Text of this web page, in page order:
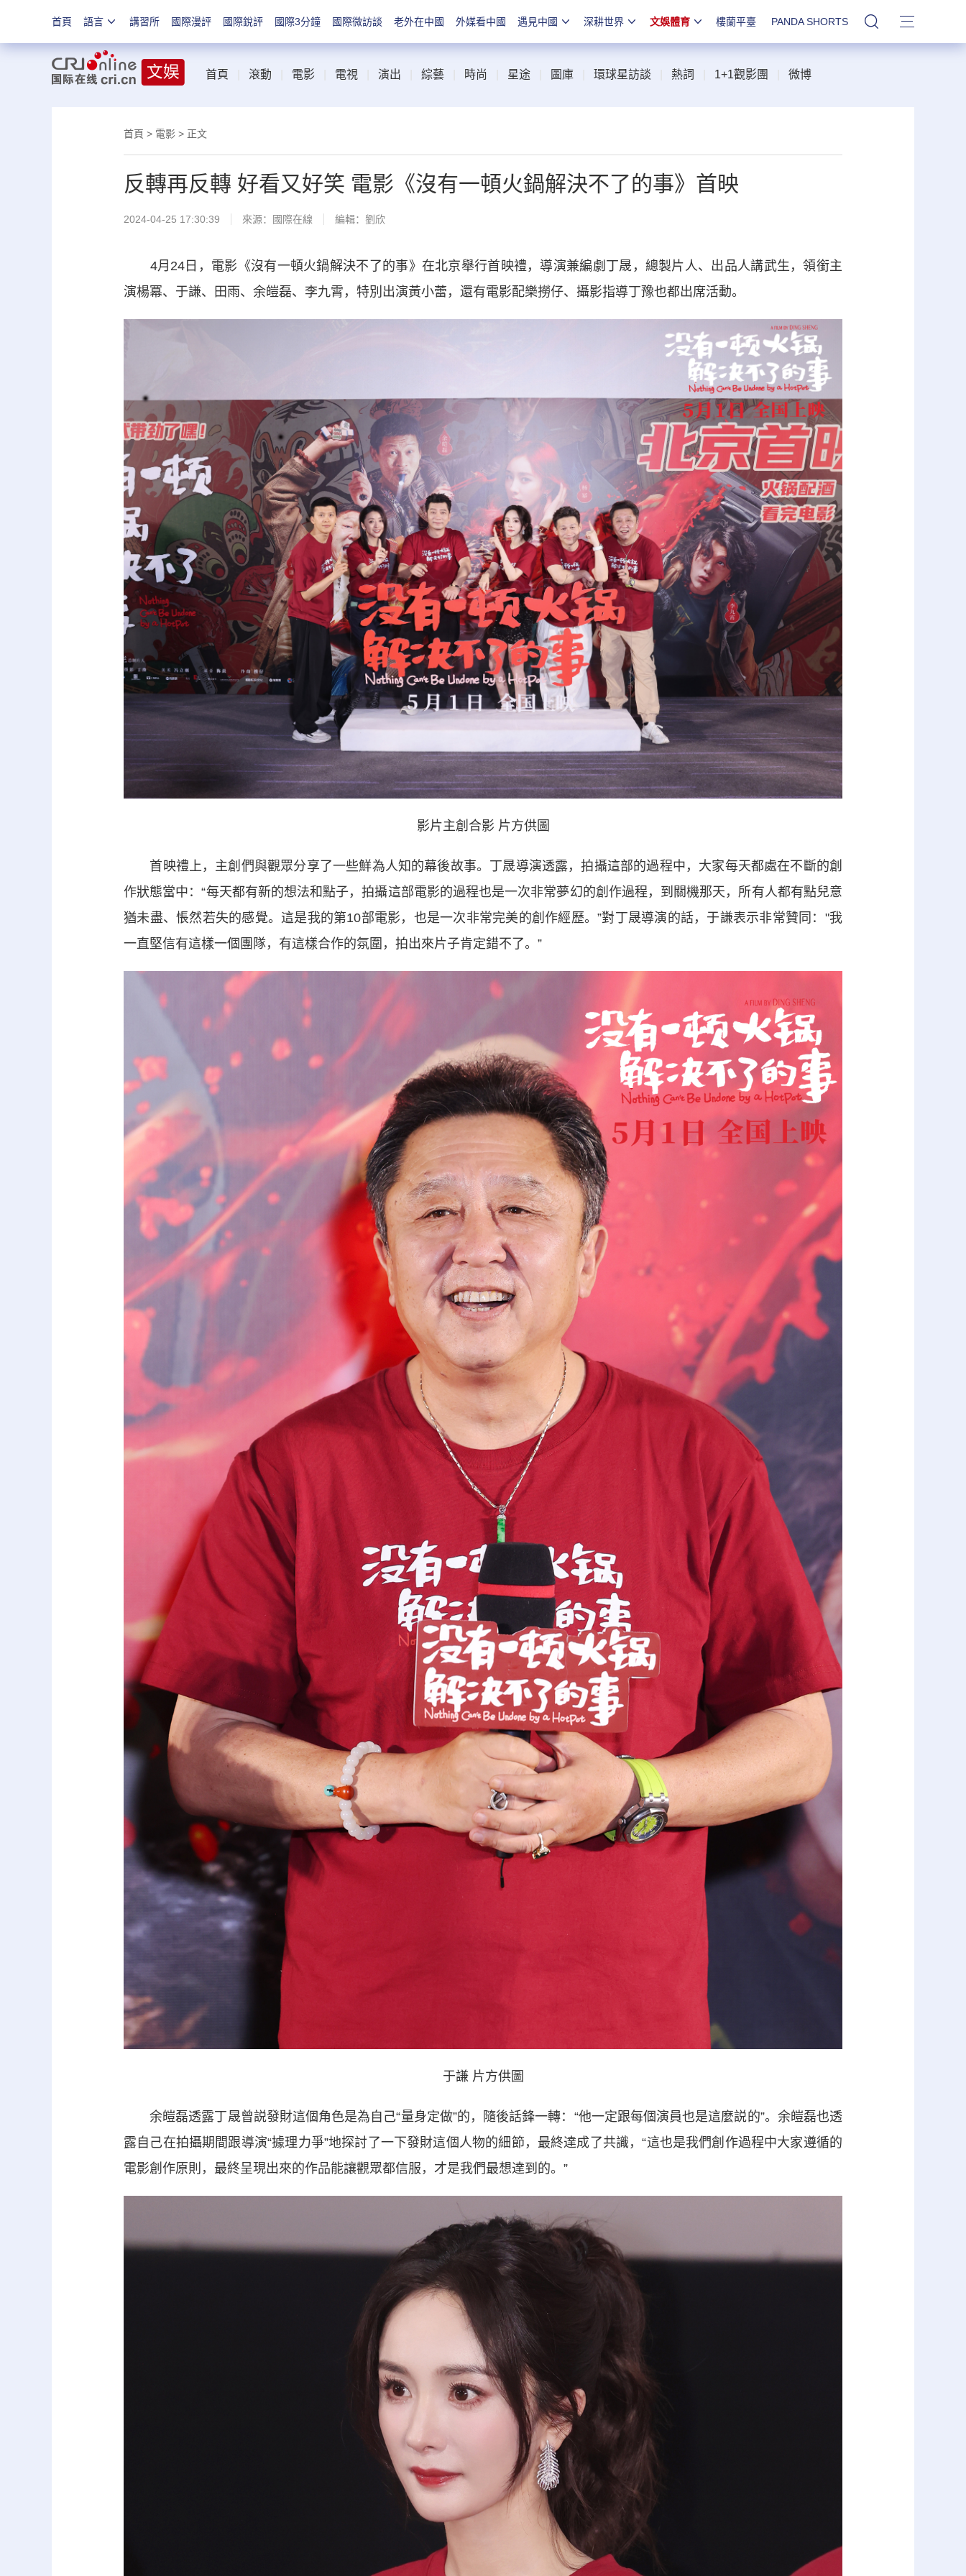
首頁 語言 講習所 國際漫評 國際銳評 國際3分鐘 國際微訪談 老外在中國 外媒看中國 遇見中國 深耕世界 文娛體育 樓蘭平臺 PANDA SHORTS 站內搜索
首頁 滾動 電影 電視 演出 綜藝 時尚 星途 圖庫 環球星訪談 熱詞 1+1觀影團 微博
首頁 > 電影 > 正文
反轉再反轉 好看又好笑 電影《沒有一頓火鍋解決不了的事》首映
2024-04-25 17:30:39 來源： 國際在線 編輯：劉欣
4月24日，電影《沒有一頓火鍋解決不了的事》在北京舉行首映禮，導演兼編劇丁晟，總製片人、出品人講武生，領銜主
演楊冪、于謙、田雨、余皚磊、李九霄，特別出演黃小蕾，還有電影配樂撈仔、攝影指導丁豫也都出席活動。
影片主創合影 片方供圖
首映禮上，主創們與觀眾分享了一些鮮為人知的幕後故事。丁晟導演透露，拍攝這部的過程中，大家每天都處在不斷的創
作狀態當中：“每天都有新的想法和點子，拍攝這部電影的過程也是一次非常夢幻的創作過程，到關機那天，所有人都有點兒意
猶未盡、悵然若失的感覺。這是我的第10部電影，也是一次非常完美的創作經歷。”對丁晟導演的話，于謙表示非常贊同："我
一直堅信有這樣一個團隊，有這樣合作的氛圍，拍出來片子肯定錯不了。”
于謙片方供圖
余皚磊透露丁晟曾説發財這個角色是為自己“量身定做”的，隨後話鋒一轉：“他一定跟每個演員也是這麼説的”。余皚磊也透
露自己在拍攝期間跟導演“據理力爭”地探討了一下發財這個人物的細節，最終達成了共識，“這也是我們創作過程中大家遵循的
電影創作原則，最終呈現出來的作品能讓觀眾都信服，才是我們最想達到的。”